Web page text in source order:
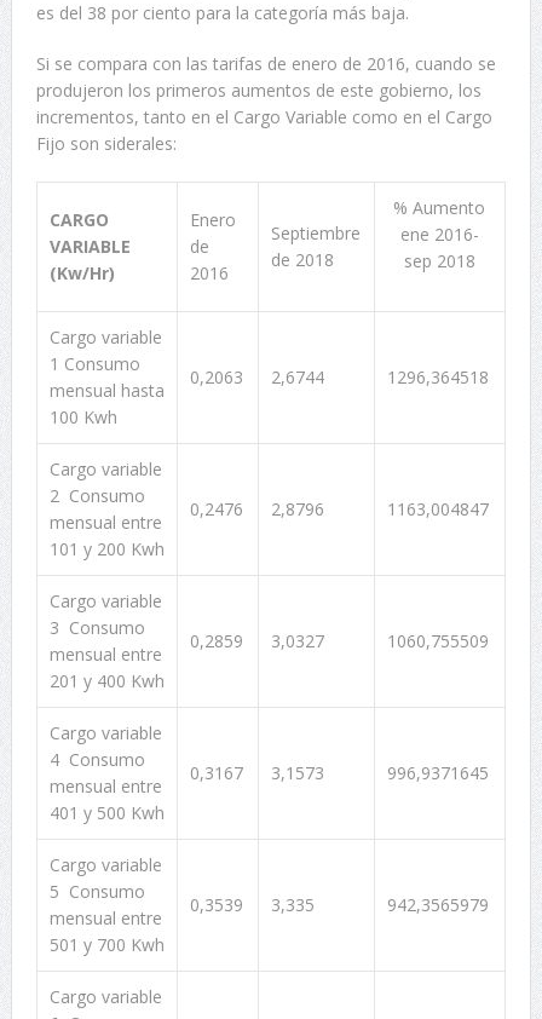
es del 38 por ciento para la categoría más baja.
Si se compara con las tarifas de enero de 2016, cuando se
produjeron los primeros aumentos de este gobierno, los
incrementos, tanto en el Cargo Variable como en el Cargo
Fijo son siderales:
CARGO
VARIABLE
(Kw/Hr)
Enero
de
2016
Septiembre
de 2018
% Aumento
ene 2016-
sep 2018
Cargo variable
1 Consumo
mensual hasta
100 Kwh
0,2063 2,6744 1296,364518
Cargo variable
2 Consumo
mensual entre
101 y 200 Kwh
0,2476 2,8796 1163,004847
Cargo variable
3 Consumo
mensual entre
201 y 400 Kwh
0,2859 3,0327 1060,755509
Cargo variable
4 Consumo
mensual entre
401 y 500 Kwh
0,3167 3,1573 996,9371645
Cargo variable
5 Consumo
mensual entre
501 y 700 Kwh
0,3539 3,335 942,3565979
Cargo variable